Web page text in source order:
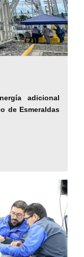
adicional
de Esmeraldas